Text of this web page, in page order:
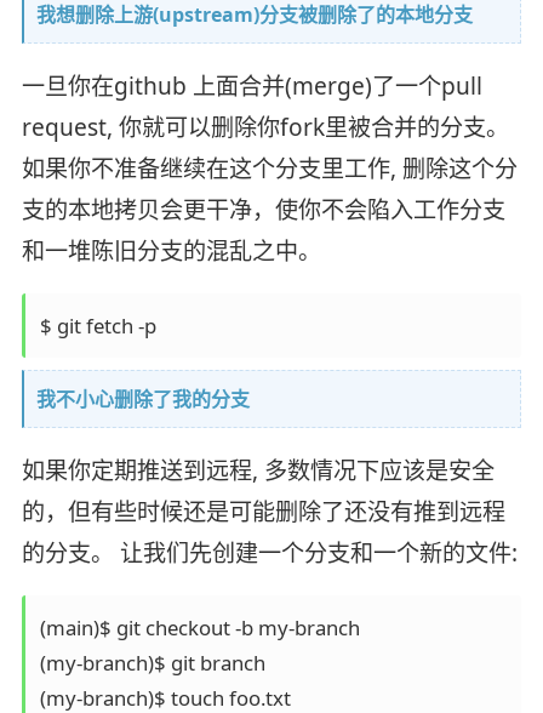
我想删除上游(upstream)分支被删除了的本地分支
一旦你在github 上面合并(merge)了一个pull
request, 你就可以删除你fork里被合并的分支。
如果你不准备继续在这个分支里工作, 删除这个分
支的本地拷贝会更干净，使你不会陷入工作分支
和一堆陈旧分支的混乱之中。
$ git fetch -p
我不小心删除了我的分支
如果你定期推送到远程, 多数情况下应该是安全
的，但有些时候还是可能删除了还没有推到远程
的分支。 让我们先创建一个分支和一个新的文件:
(main)$ git checkout -b my-branch
(my-branch)$ git branch
(my-branch)$ touch foo.txt